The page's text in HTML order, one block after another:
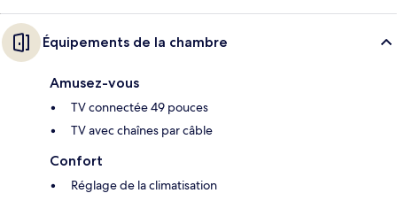
Équipements de la chambre
Amusez-vous
TV connectée 49 pouces
TV avec chaînes par câble
Confort
Réglage de la climatisation